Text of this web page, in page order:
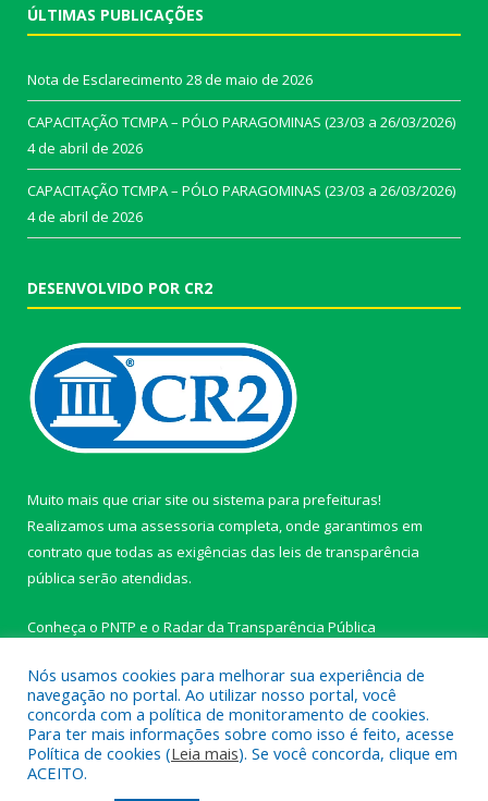
ÚLTIMAS PUBLICAÇÕES
Nota de Esclarecimento 28 de maio de 2026
CAPACITAÇÃO TCMPA – PÓLO PARAGOMINAS (23/03 a 26/03/2026)
4 de abril de 2026
CAPACITAÇÃO TCMPA – PÓLO PARAGOMINAS (23/03 a 26/03/2026)
4 de abril de 2026
DESENVOLVIDO POR CR2
Muito mais que criar site ou sistema para prefeituras!
Realizamos uma assessoria completa, onde garantimos em
contrato que todas as exigências das leis de transparência
pública serão atendidas.
Conheça o PNTP e o Radar da Transparência Pública
Todos os direitos reservados a Câmara Municipal de Ipixuna do
Pará.
Nós usamos cookies para melhorar sua experiência de
navegação no portal. Ao utilizar nosso portal, você
concorda com a política de monitoramento de cookies.
Para ter mais informações sobre como isso é feito, acesse
Política de cookies (Leia mais). Se você concorda, clique em
ACEITO.